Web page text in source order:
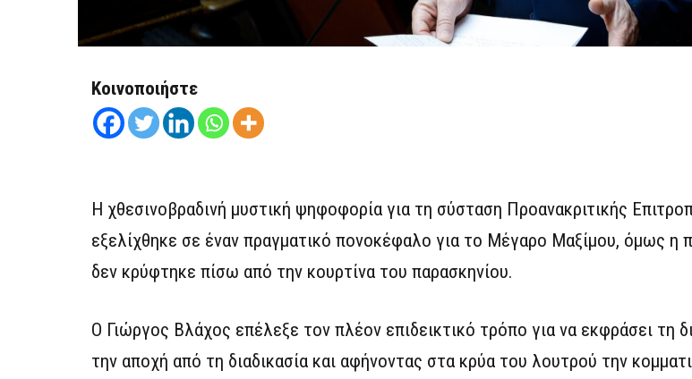
Κοινοποιήστε
Η χθεσινοβραδινή μυστική ψηφοφορία για τη σύσταση Προανακριτικής
εξελίχθηκε σε έναν πραγματικό πονοκέφαλο για το Μέγαρο Μαξίμου, όμως η
δεν κρύφτηκε πίσω από την κουρτίνα του παρασκηνίου.
Ο Γιώργος Βλάχος επέλεξε τον πλέον επιδεικτικό τρόπο για να εκφράσει τη
την αποχή από τη διαδικασία και αφήνοντας στα κρύα του λουτρού την